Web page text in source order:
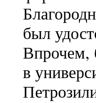
был
Впрочем,
в